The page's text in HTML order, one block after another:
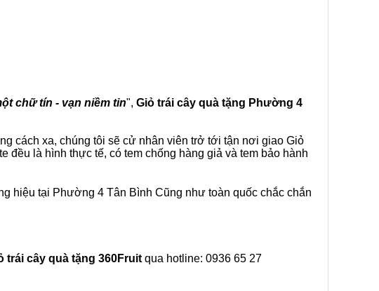
chữ tín - vạn niềm tin", Giỏ trái cây quà tặng Phường 4
cách xa, chúng tôi sẽ cử nhân viên trở tới tận nơi giao Giỏ
đều là hình thực tế, có tem chống hàng giả và tem bảo hành
hiệu tại Phường 4 Tân Bình Cũng như toàn quốc chắc chắn
trái cây quà tặng 360Fruit qua hotline: 0936 65 27